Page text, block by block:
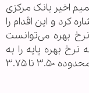
اخیر بانک مرکزی
کرد و این اقدام را
بهره می‌توانست
بهره پایه را به
میزان یک‌چهارم درصد کاهش داد و آن را در محدوده ۳.۵۰ تا ۳.۷۵